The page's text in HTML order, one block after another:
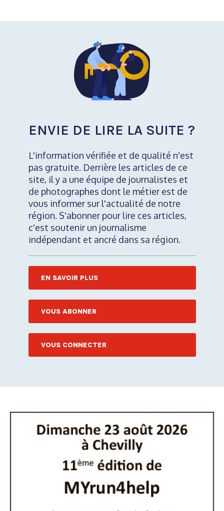
ENVIE DE LIRE LA SUITE ?
L'information vérifiée et de qualité n'est
pas gratuite. Derrière les articles de ce
site, il y a une équipe de journalistes et
de photographes dont le métier est de
vous informer sur l'actualité de notre
région. S'abonner pour lire ces articles,
c'est soutenir un journalisme
indépendant et ancré dans sa région.
EN SAVOIR PLUS
VOUS ABONNER
VOUS CONNECTER